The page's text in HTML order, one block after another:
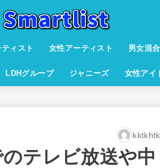
ィスト 女性アーティスト 男女混
LDHグループ ジャニーズ 女性アイ
テレビ放送や中